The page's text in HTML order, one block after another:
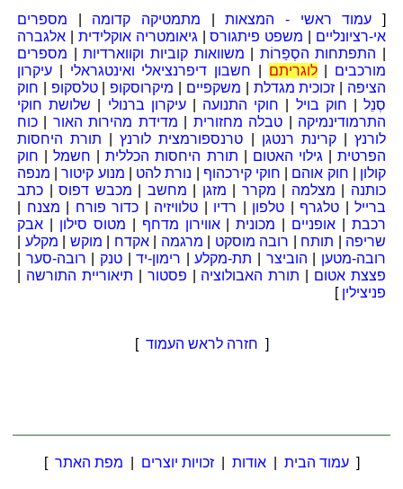
[ עמוד ראשי - המצאות| מתמטיקה קדומה
מספרים
אי-רציונליים
משפט פיתגורס| גיאומטריה אוקלידית
אלגברה
התפתחות הסְפַרוֹת משוואות קוביות וקווארדיות| מספרים
מורכבים |לוגריתם חשבון דיפרנציאלי ואינטגראלי
עיקרון
הציפה
זכוכית מגדלת משקפיים מיקרוסקופ |טלסקופ
חוק
סְנֵל| חוק בויל חוקי התנועה |עיקרון ברנולי
שלושת חוקי
התרמודינמיקה
טבלה מחזורית מדידת מהירות האור
כוח
לורנץ|קרינת רנטגן טרנספורמצית לורנץ| תורת היחסות
הפרטית| גילוי האטום תורת היחסות הכללית| חשמל| חוק
קולון
חוק אוהם חוקי קירכהוף נורת להט מנוע קיטור| מנפה
כותנה
מצלמה מקרר מזגן מחשב מכבש דפוס| כתב
ברייל
טלגרף טלפון רדיו טלוויזיה כדור פורח מצנח
רכבת| אופניים מכונית|אווירון מדחף מטוס סילון
אבק
שריפה
תותח רובה מוסקט מרגמה |אקדח מוקש מקלע
רובה-מטען
הוביצר תת-מקלע| רימון-יד|טנק רובה-סער
פצצת אטום
תורת האבולוציה פסטור תיאוריית התורשה
פניצילין ]
[ חזרה לראש העמוד ]
[ עמוד הבית אודות זכויות יוצרים מפת האתר ]